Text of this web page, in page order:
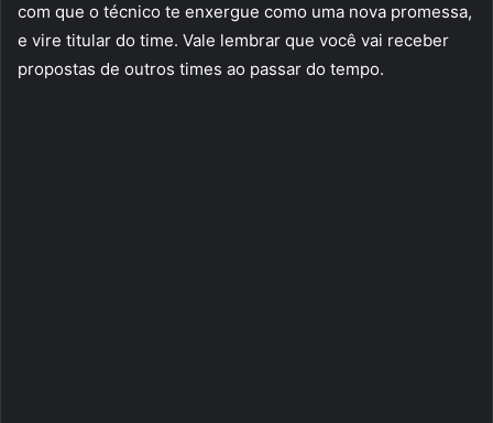
com que o técnico te enxergue como uma nova promessa,
e vire titular do time. Vale lembrar que você vai receber
propostas de outros times ao passar do tempo.